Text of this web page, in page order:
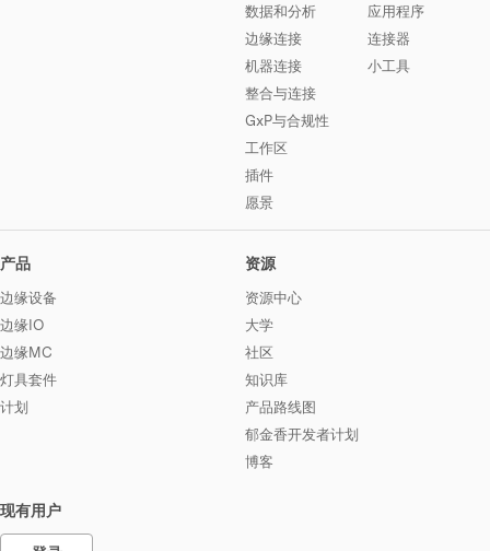
数据和分析
边缘连接
机器连接
整合与连接
GxP与合规性
工作区
插件
愿景
应用程序
连接器
小工具
产品
边缘设备
边缘IO
边缘MC
灯具套件
计划
资源
资源中心
大学
社区
知识库
产品路线图
郁金香开发者计划
博客
现有用户